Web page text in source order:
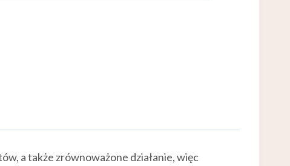
a także zrównoważone działanie, więc